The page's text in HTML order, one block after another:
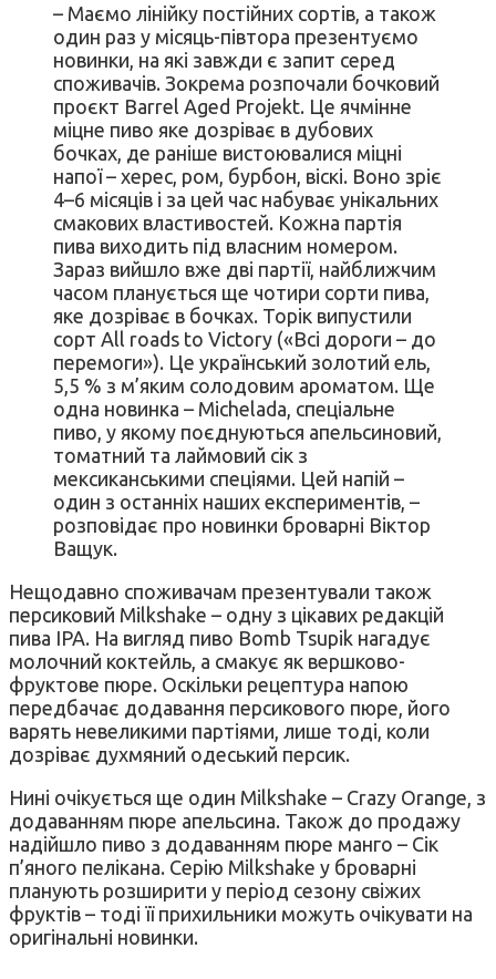
– Маємо лінійку постійних сортів, а також
один раз у місяць-півтора презентуємо
новинки, на які завжди є запит серед
споживачів. Зокрема розпочали бочковий
проєкт Barrel Aged Projekt. Це ячмінне
міцне пиво яке дозріває в дубових
бочках, де раніше вистоювалися міцні
напої – херес, ром, бурбон, віскі. Воно зріє
4–6 місяців і за цей час набуває унікальних
смакових властивостей. Кожна партія
пива виходить під власним номером.
Зараз вийшло вже дві партії, найближчим
часом планується ще чотири сорти пива,
яке дозріває в бочках. Торік випустили
сорт All roads to Victory («Всі дороги – до
перемоги»). Це український золотий ель,
5,5 % з м’яким солодовим ароматом. Ще
одна новинка – Michelada, спеціальне
пиво, у якому поєднуються апельсиновий,
томатний та лаймовий сік з
мексиканськими спеціями. Цей напій –
один з останніх наших експериментів, –
розповідає про новинки броварні Віктор
Ващук.
Нещодавно споживачам презентували також
персиковий Milkshake – одну з цікавих редакцій
пива ІРА. На вигляд пиво Bomb Tsupik нагадує
молочний коктейль, а смакує як вершково-
фруктове пюре. Оскільки рецептура напою
передбачає додавання персикового пюре, його
варять невеликими партіями, лише тоді, коли
дозріває духмяний одеський персик.
Нині очікується ще один Milkshake – Crazy Orange, з
додаванням пюре апельсина. Також до продажу
надійшло пиво з додаванням пюре манго – Сік
п’яного пелікана. Серію Milkshake у броварні
планують розширити у період сезону свіжих
фруктів – тоді її прихильники можуть очікувати на
оригінальні новинки.